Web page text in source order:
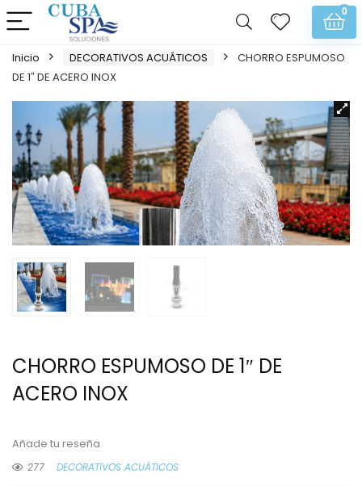
0
Inicio DECORATIVOS ACUÁTICOS
CHORRO ESPUMOSO
DE 1″ DE ACERO INOX
CHORRO ESPUMOSO DE 1″ DE
ACERO INOX
Añade tu reseña
277
DECORATIVOS ACUÁTICOS